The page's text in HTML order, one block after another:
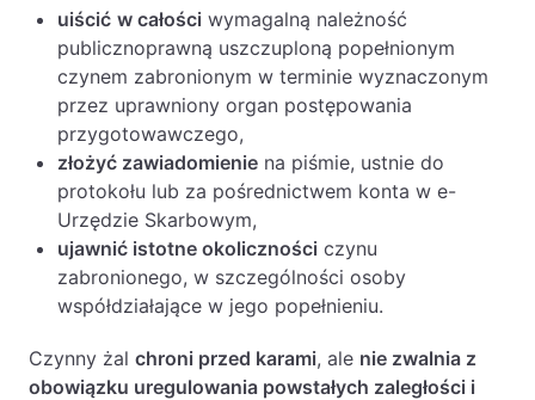
uiścić w całości wymagalną należność
publicznoprawną uszczuploną popełnionym
czynem zabronionym w terminie wyznaczonym
przez uprawniony organ postępowania
przygotowawczego,
złożyć zawiadomienie na piśmie, ustnie do
protokołu lub za pośrednictwem konta w e-
Urzędzie Skarbowym,
ujawnić istotne okoliczności czynu
zabronionego, w szczególności osoby
współdziałające w jego popełnieniu.
Czynny żal chroni przed karami, ale nie zwalnia z
obowiązku uregulowania powstałych zaległości i